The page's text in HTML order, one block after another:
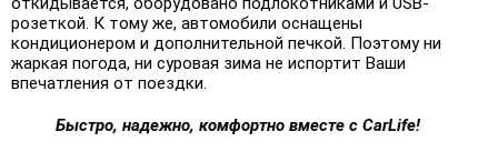
розеткой. К тому же, автомобили оснащены
кондиционером и дополнительной печкой. Поэтому ни
жаркая погода, ни суровая зима не испортит Ваши
впечатления от поездки.
Быстро, надежно, комфортно вместе с CarLife!